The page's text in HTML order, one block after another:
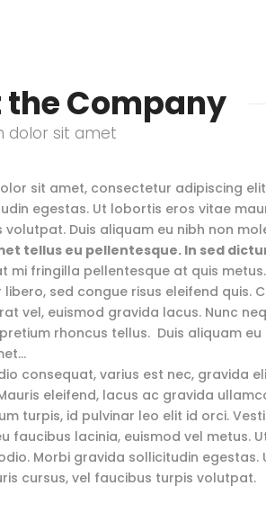
Company
dolor sit amet
sit amet, consectetur adipiscing
egestas. Ut lobortis eros vitae
Duis aliquam eu nibh non
tellus eu pellentesque. In sed
mi fringilla pellentesque at quis
sed congue risus eleifend quis.
vel, euismod gravida lacus. Nunc
rhoncus tellus. Duis aliquam eu
consequat, varius est nec, gravida
eleifend, lacus ac gravida
turpis, id pulvinar leo elit id orci.
faucibus lacinia, euismod vel metus.
Morbi gravida sollicitudin egestas.
cursus, vel faucibus turpis volutpat.